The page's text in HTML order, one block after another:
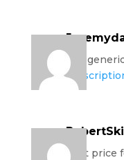
buy
best price